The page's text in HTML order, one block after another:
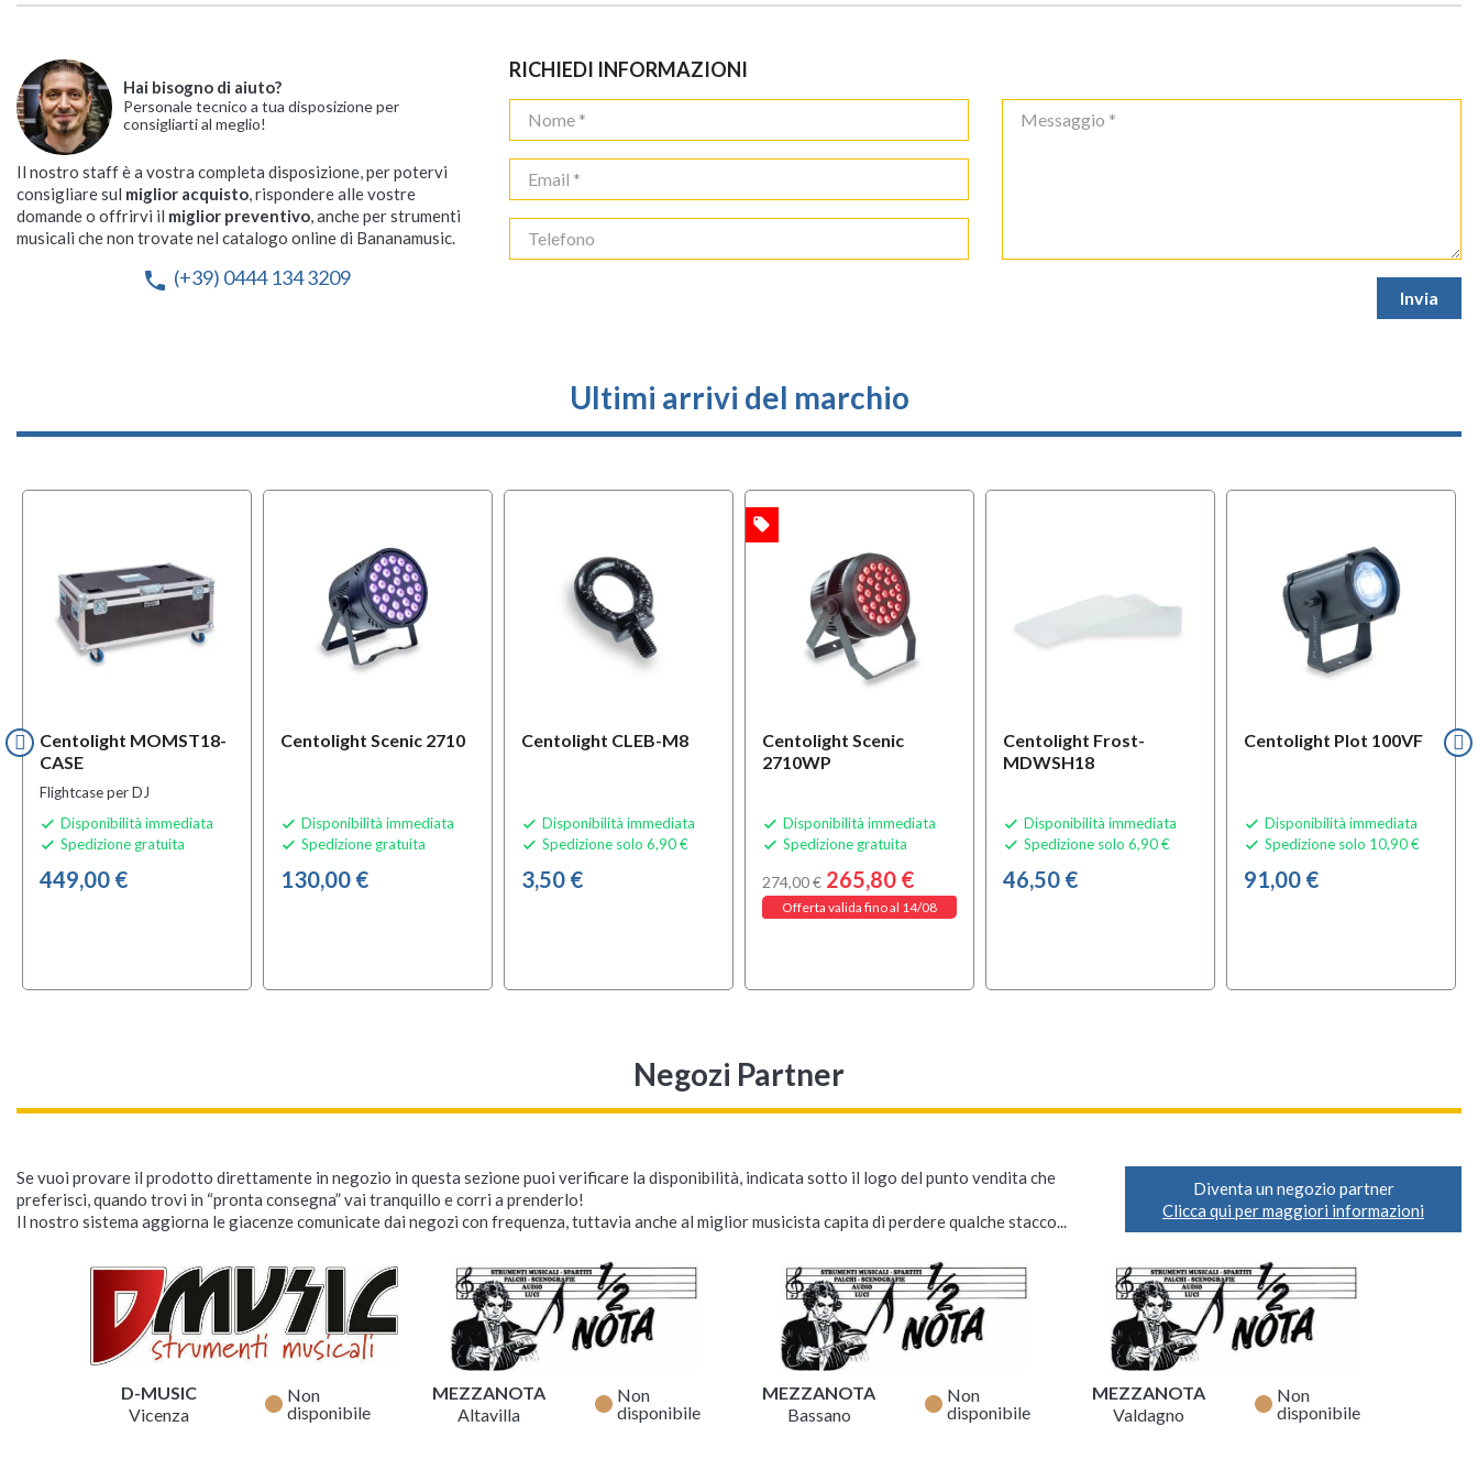
Hai bisogno di aiuto?
Personale tecnico a tua disposizione per
consigliarti al meglio!
Il nostro staff è a vostra completa disposizione, per potervi
consigliare sul miglior acquisto, rispondere alle vostre
domande o offrirvi il miglior preventivo, anche per strumenti
musicali che non trovate nel catalogo online di Bananamusic.
phone (+39) 0444 134 3209
RICHIEDI INFORMAZIONI
Ultimi arrivi del marchio
Centolight MOMST18-
CASE
Flightcase per DJ
 Disponibilità immediata
 Spedizione gratuita
449,00 €
Centolight Scenic 2710
 Disponibilità immediata
 Spedizione gratuita
130,00 €
Centolight CLEB-M8
 Disponibilità immediata
 Spedizione solo 6,90 €
3,50 €
Centolight Scenic
2710WP
 Disponibilità immediata
 Spedizione gratuita
274,00 € 265,80 €
Offerta valida fino al 14/08
local_offer
Centolight Frost-
MDWSH18
 Disponibilità immediata
 Spedizione solo 6,90 €
46,50 €
Centolight Plot 100VF
 Disponibilità immediata
 Spedizione solo 10,90 €
91,00 €
Negozi Partner
Se vuoi provare il prodotto direttamente in negozio in questa sezione puoi verificare la disponibilità, indicata sotto il logo del punto vendita che
preferisci, quando trovi in “pronta consegna” vai tranquillo e corri a prenderlo!
Il nostro sistema aggiorna le giacenze comunicate dai negozi con frequenza, tuttavia anche al miglior musicista capita di perdere qualche stacco...
Diventa un negozio partner
Clicca qui per maggiori informazioni
D-MUSIC
Vicenza
fiber_manual_record Non
disponibile
MEZZANOTA
Altavilla
fiber_manual_record Non
disponibile
MEZZANOTA
Bassano
fiber_manual_record Non
disponibile
MEZZANOTA
Valdagno
fiber_manual_record Non
disponibile